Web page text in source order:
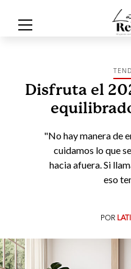
Disfruta el
"No hay manera de
cuidamos lo que
hacia afuera. Si
eso
POR